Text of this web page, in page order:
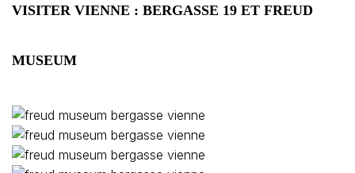
VISITER VIENNE : BERGASSE 19 ET FREUD
MUSEUM